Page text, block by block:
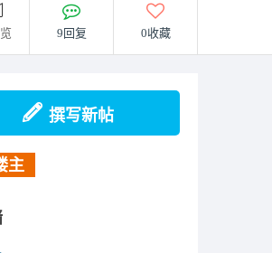
9回复 0收藏
撰写新帖
主